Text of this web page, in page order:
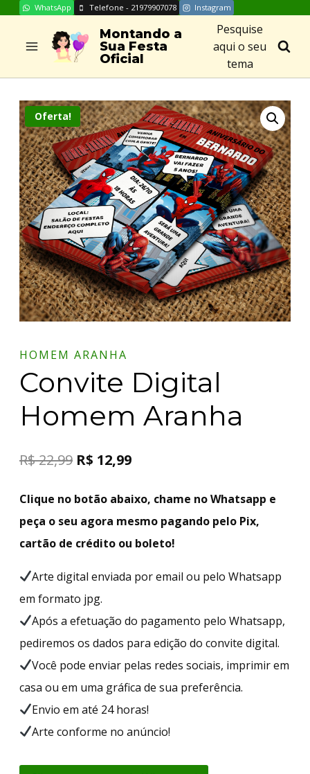
Skip
content
WhatsApp Telefone - 21979907078 Instagram
Montando a
Sua Festa
Oficial
Pesquise
aqui o seu
tema
Oferta!
HOMEM ARANHA
Convite Digital
Homem Aranha
R$22,99 R$ 12,99
Clique no botão abaixo, chame no Whatsapp e
peça o seu agora mesmo pagando pelo Pix,
cartão de crédito ou boleto!
Arte digital enviada por email ou pelo Whatsapp
em formato jpg.
Após a efetuação do pagamento pelo Whatsapp,
pediremos os dados para edição do convite digital.
Você pode enviar pelas redes sociais, imprimir em
casa ou em uma gráfica de sua preferência.
Envio em até 24 horas!
Arte conforme no anúncio!